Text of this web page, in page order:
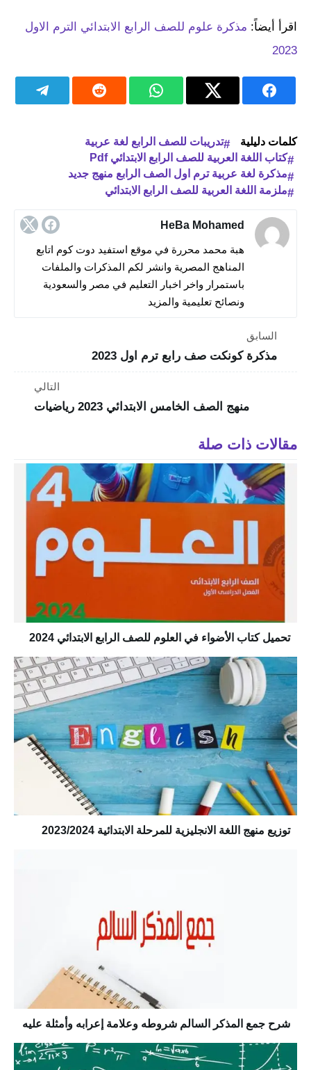
اقرأ أيضاً: مذكرة علوم للصف الرابع الابتدائي الترم الاول
2023
كلمات دليلية
تدريبات للصف الرابع لغة عربية
كتاب اللغة العربية للصف الرابع الابتدائي Pdf
مذكرة لغة عربية ترم اول الصف الرابع منهج جديد
ملزمة اللغة العربية للصف الرابع الابتدائي
HeBa Mohamed
هبة محمد محررة في موقع استفيد دوت كوم اتابع
المناهج المصرية وانشر لكم المذكرات والملفات
باستمرار واخر اخبار التعليم في مصر والسعودية
ونصائح تعليمية والمزيد
السابق
مذكرة كونكت صف رابع ترم اول 2023
التالي
منهج الصف الخامس الابتدائي 2023 رياضيات
مقالات ذات صلة
تحميل كتاب الأضواء في العلوم للصف الرابع الابتدائي 2024
توزيع منهج اللغة الانجليزية للمرحلة الابتدائية 2023/2024
شرح جمع المذكر السالم شروطه وعلامة إعرابه وأمثلة عليه